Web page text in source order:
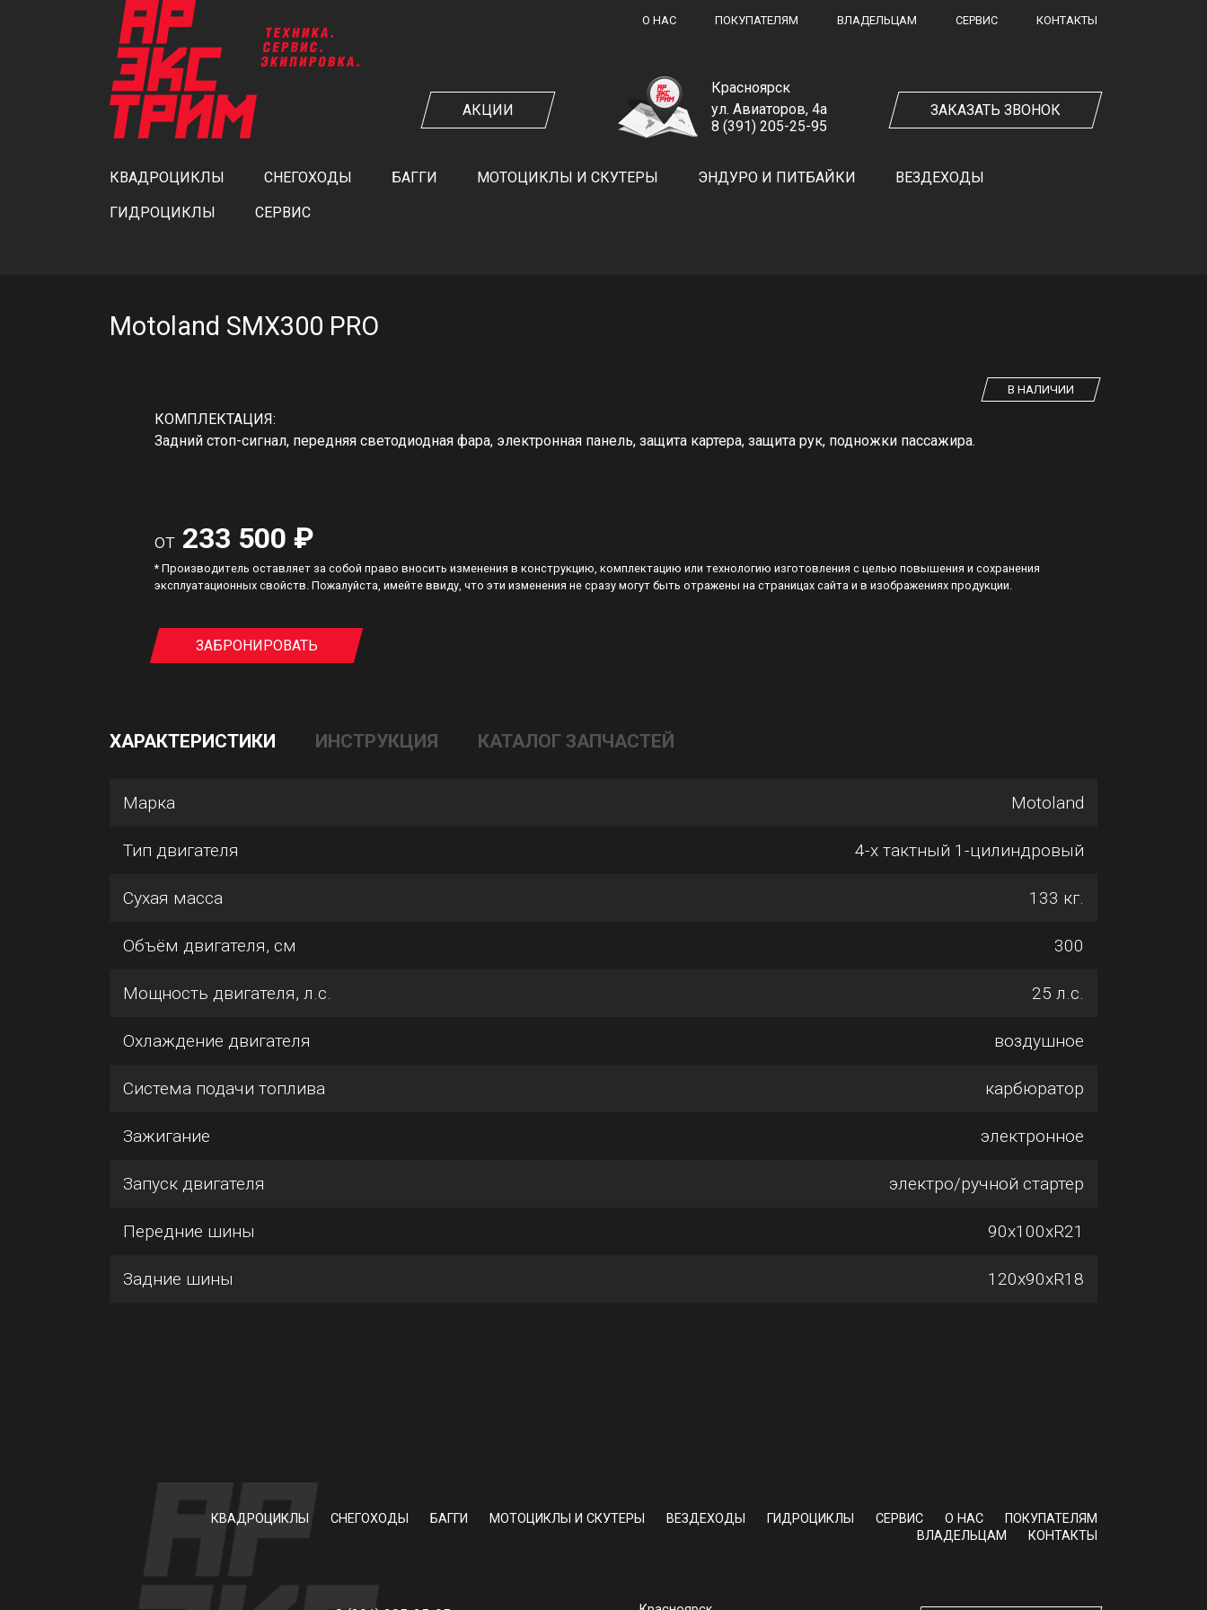
АКЦИИ
Красноярск
ул. Авиаторов, 4а
8 (391) 205-25-95
ЗАКАЗАТЬ ЗВОНОК
О НАС ПОКУПАТЕЛЯМ ВЛАДЕЛЬЦАМ СЕРВИС КОНТАКТЫ
КВАДРОЦИКЛЫ СНЕГОХОДЫ БАГГИ МОТОЦИКЛЫ И СКУТЕРЫ ЭНДУРО И ПИТБАЙКИ ВЕЗДЕХОДЫ
ГИДРОЦИКЛЫ СЕРВИС
ЗАКАЗ ОБРАТНОГО ЗВОНКА
Motoland SMX300 PRO
КОМПЛЕКТАЦИЯ:
Задний стоп-сигнал, передняя светодиодная фара, электронная панель, защита картера, защита рук, подножки пассажира.
от 233 500 ₽
* Производитель оставляет за собой право вносить изменения в конструкцию, комплектацию или технологию изготовления с целью повышения и сохранения
эксплуатационных свойств. Пожалуйста, имейте ввиду, что эти изменения не сразу могут быть отражены на страницах сайта и в изображениях продукции.
ЗАБРОНИРОВАТЬ
В НАЛИЧИИ
ХАРАКТЕРИСТИКИ ИНСТРУКЦИЯ КАТАЛОГ ЗАПЧАСТЕЙ
Марка Motoland
Тип двигателя 4-х тактный 1-цилиндровый
Сухая масса 133 кг.
Объём двигателя, см 300
Мощность двигателя, л.с. 25 л.с.
Охлаждение двигателя воздушное
Система подачи топлива карбюратор
Зажигание электронное
Запуск двигателя электро/ручной стартер
Передние шины 90х100хR21
Задние шины 120х90хR18
КВАДРОЦИКЛЫ СНЕГОХОДЫ БАГГИ МОТОЦИКЛЫ И СКУТЕРЫ ВЕЗДЕХОДЫ ГИДРОЦИКЛЫ СЕРВИС О НАС
ПОКУПАТЕЛЯМ
ВЛАДЕЛЬЦАМ
КОНТАКТЫ